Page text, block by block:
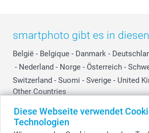
Diese Webseite verwendet
Technologien
smartphoto gibt es in
België - Belgique - Danmark -
- Nederland - Norge - Österreich -
Switzerland - Suomi - Sverige - United
Other Countries
Alle Preise verstehen sich in Schweizer Franken